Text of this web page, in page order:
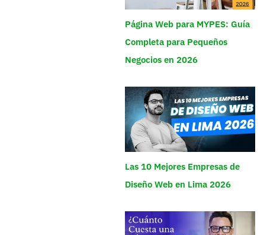
Página Web para MYPES: Guía
Completa para Pequeños
Negocios en 2026
Las 10 Mejores Empresas de
Diseño Web en Lima 2026